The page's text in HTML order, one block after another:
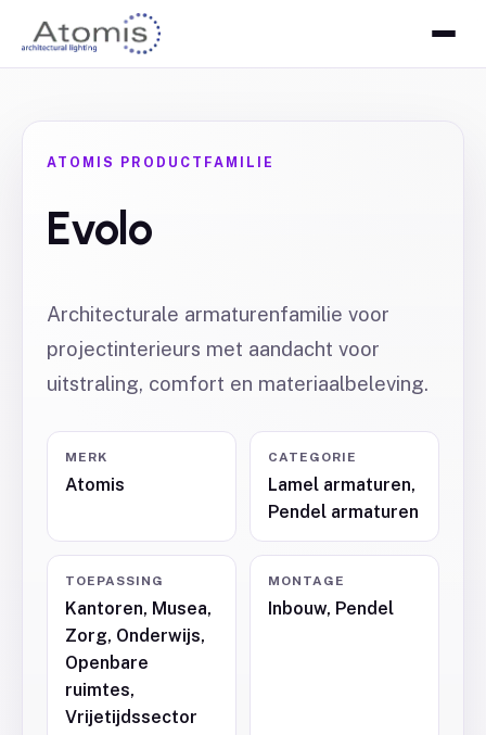
ATOMIS PRODUCTFAMILIE
Evolo
Architecturale armaturenfamilie voor
projectinterieurs met aandacht voor
uitstraling, comfort en materiaalbeleving.
MERK
Atomis
CATEGORIE
Lamel armaturen,
Pendel armaturen
TOEPASSING
Kantoren, Musea,
Zorg, Onderwijs,
Openbare
ruimtes,
Vrijetijdssector
MONTAGE
Inbouw, Pendel